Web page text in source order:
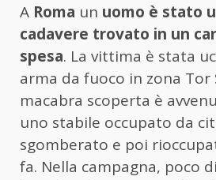
A Roma un uomo è stato
cadavere trovato in un
spesa. La vittima è stata
arma da fuoco in zona Tor
macabra scoperta è
uno stabile occupato da
sgomberato e poi
fa. Nella campagna, poco